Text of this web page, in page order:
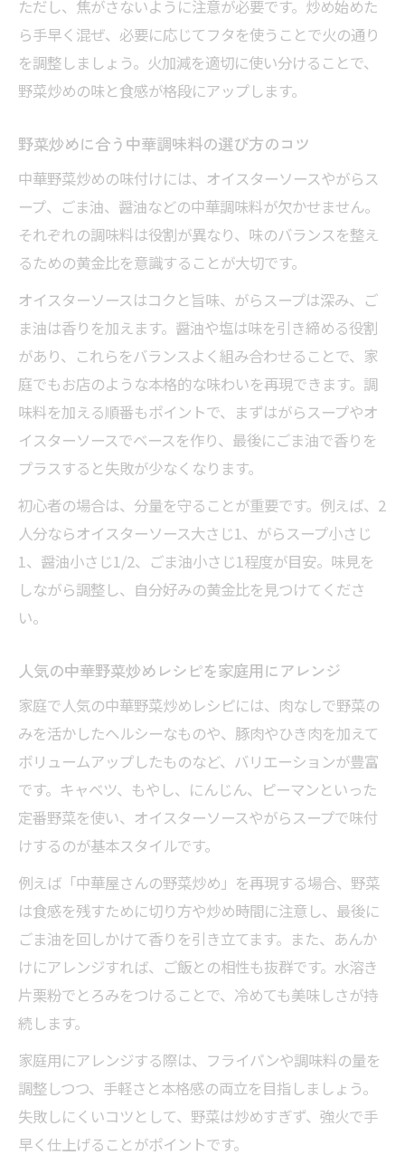
コツ
ただし、焦がさないように注意が必要です。炒め始めた
ら手早く混ぜ、必要に応じてフタを使うことで火の通り
を調整しましょう。火加減を適切に使い分けることで、
野菜炒めの味と食感が格段にアップします。
野菜炒めに合う中華調味料の選び方のコツ
中華野菜炒めの味付けには、オイスターソースやがらス
ープ、ごま油、醤油などの中華調味料が欠かせません。
それぞれの調味料は役割が異なり、味のバランスを整え
るための黄金比を意識することが大切です。
オイスターソースはコクと旨味、がらスープは深み、ご
ま油は香りを加えます。醤油や塩は味を引き締める役割
があり、これらをバランスよく組み合わせることで、家
庭でもお店のような本格的な味わいを再現できます。調
味料を加える順番もポイントで、まずはがらスープやオ
イスターソースでベースを作り、最後にごま油で香りを
プラスすると失敗が少なくなります。
初心者の場合は、分量を守ることが重要です。例えば、2
人分ならオイスターソース大さじ1、がらスープ小さじ
1、醤油小さじ1/2、ごま油小さじ1程度が目安。味見を
しながら調整し、自分好みの黄金比を見つけてくださ
い。
人気の中華野菜炒めレシピを家庭用にアレンジ
家庭で人気の中華野菜炒めレシピには、肉なしで野菜の
みを活かしたヘルシーなものや、豚肉やひき肉を加えて
ボリュームアップしたものなど、バリエーションが豊富
です。キャベツ、もやし、にんじん、ピーマンといった
定番野菜を使い、オイスターソースやがらスープで味付
けするのが基本スタイルです。
例えば「中華屋さんの野菜炒め」を再現する場合、野菜
は食感を残すために切り方や炒め時間に注意し、最後に
ごま油を回しかけて香りを引き立てます。また、あんか
けにアレンジすれば、ご飯との相性も抜群です。水溶き
片栗粉でとろみをつけることで、冷めても美味しさが持
続します。
家庭用にアレンジする際は、フライパンや調味料の量を
調整しつつ、手軽さと本格感の両立を目指しましょう。
失敗しにくいコツとして、野菜は炒めすぎず、強火で手
早く仕上げることがポイントです。